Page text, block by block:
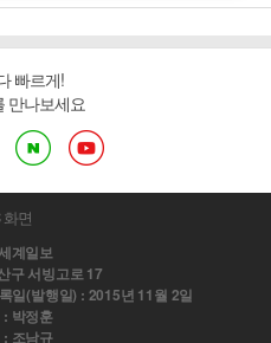
빠르게!
만나보세요
화면
계일보
구 서빙고로 17
일(발행일) : 2015년 11월 2일
: 박정훈
: 조남규